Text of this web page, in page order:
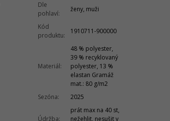
Dle
pohlaví:
ženy, muži
Kód
produktu:
1910711-900000
Materiál:
48 % polyester,
39 % recyklovaný
polyester, 13 %
elastan Gramáž
mat.: 80 g/m2
Sezóna: 2025
Údržba:
prát max na 40 st,
nežehlit, nesušit v